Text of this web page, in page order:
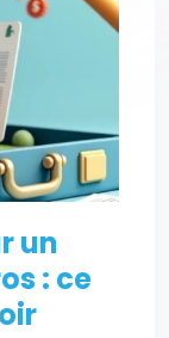
un
: ce